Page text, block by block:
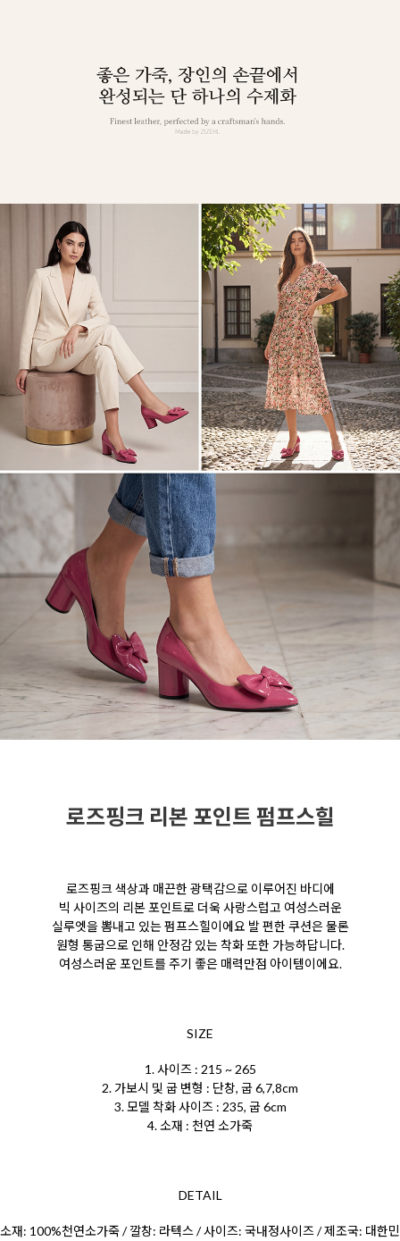
로즈핑크 리본 포인트 펌프스힐
로즈핑크 색상과 매끈한 광택감으로 이루어진 바디에
빅 사이즈의 리본 포인트로 더욱 사랑스럽고 여성스러운
실루엣을 뽐내고 있는 펌프스힐이에요 발 편한 쿠션은 물론
원형 통굽으로 인해 안정감 있는 착화 또한 가능하답니다.
여성스러운 포인트를 주기 좋은 매력만점 아이템이에요.
SIZE
1. 사이즈 : 215 ~ 265
2. 가보시 및 굽 변형 : 단창, 굽 6,7,8cm
3. 모델 착화 사이즈 : 235, 굽 6cm
4. 소재 : 천연 소가죽
DETAIL
소재: 100%천연소가죽 / 깔창: 라텍스 / 사이즈: 국내정사이즈 / 제조국: 대한민